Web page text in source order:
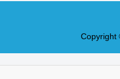
Copyright